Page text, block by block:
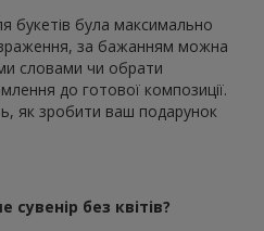
букетів була максимально
за бажанням можна
словами чи обрати
до готової композиції.
як зробити ваш подарунок
без квітів?